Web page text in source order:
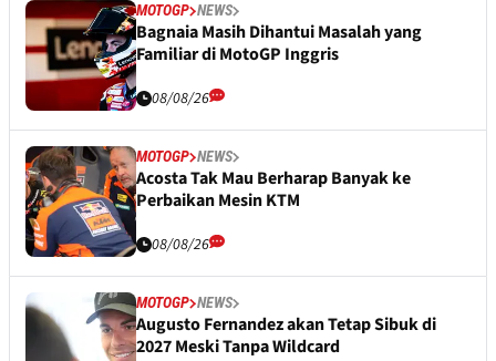
MOTOGP NEWS
Bagnaia Masih Dihantui Masalah yang
Familiar di MotoGP Inggris
08/08/26
MOTOGP NEWS
Acosta Tak Mau Berharap Banyak ke
Perbaikan Mesin KTM
08/08/26
MOTOGP NEWS
Augusto Fernandez akan Tetap Sibuk di
2027 Meski Tanpa Wildcard